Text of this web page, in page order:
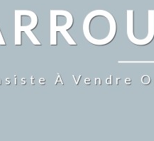
À Vendre